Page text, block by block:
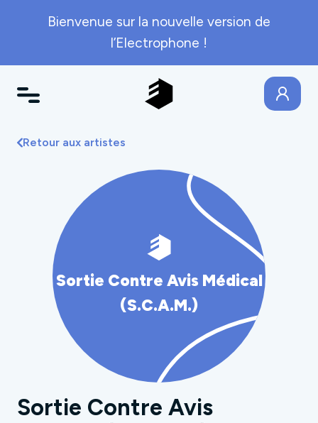
Bienvenue sur la nouvelle version de
l’Electrophone !
Retour aux artistes
Sortie Contre Avis Médical
(S.C.A.M.)
Sortie Contre Avis